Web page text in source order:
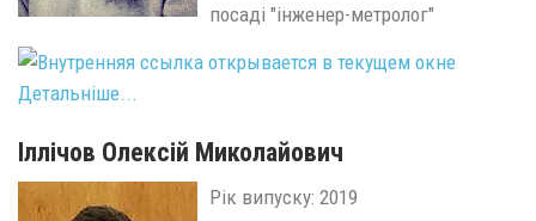
посаді "інженер-метролог"
Детальніше...
Іллічов Олексій Миколайович
Рік випуску: 2019